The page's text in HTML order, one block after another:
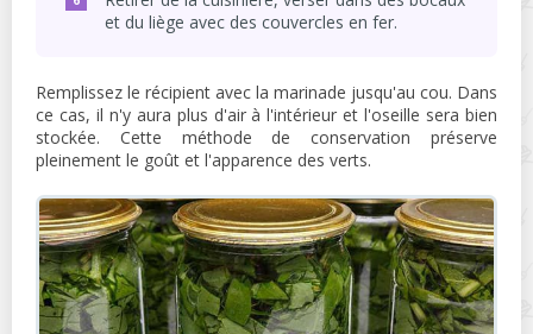
et du liège avec des couvercles en fer.
Remplissez le récipient avec la marinade jusqu'au cou. Dans
ce cas, il n'y aura plus d'air à l'intérieur et l'oseille sera bien
stockée. Cette méthode de conservation préserve
pleinement le goût et l'apparence des verts.